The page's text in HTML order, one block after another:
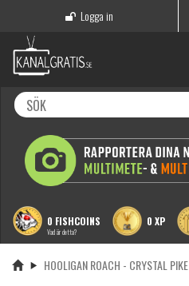
Logga in
0 FISHCOINS
Vad är detta?
0 XP
HOOLIGAN ROACH - CRYSTAL PIKE